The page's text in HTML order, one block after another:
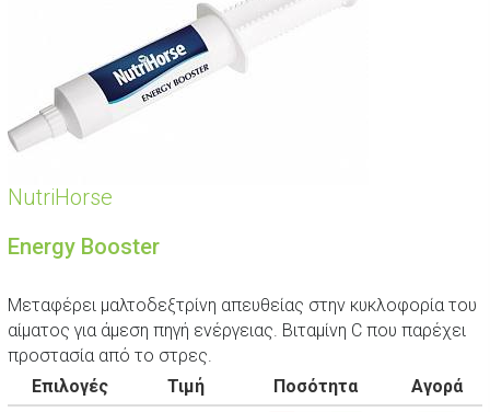
NutriHorse
Energy Booster
Μεταφέρει μαλτοδεξτρίνη απευθείας στην κυκλοφορία του
αίματος για άμεση πηγή ενέργειας. Βιταμίνη C που παρέχει
προστασία από το στρες.
Επιλογές
Τιμή Ποσότητα
Αγορά